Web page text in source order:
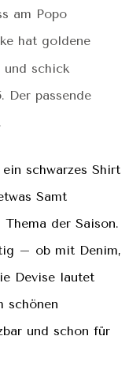
am Popo
hat goldene
und schick
Der passende
schwarzes Shirt
Samt
der Saison.
– ob mit Denim,
Devise lautet
schönen
und schon für